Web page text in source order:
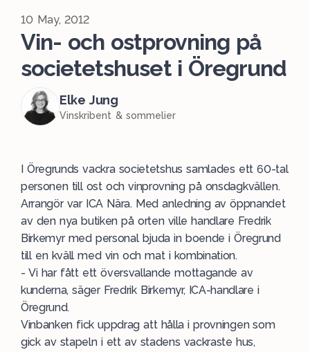
10 May, 2012
Vin- och ostprovning på
societetshuset i Öregrund
Elke Jung
Vinskribent & sommelier
I Öregrunds vackra societetshus samlades ett 60-tal
personen till ost och vinprovning på onsdagkvällen.
Arrangör var ICA Nära. Med anledning av öppnandet
av den nya butiken på orten ville handlare Fredrik
Birkemyr med personal bjuda in boende i Öregrund
till en kväll med vin och mat i kombination.
- Vi har fått ett översvallande mottagande av
kunderna, säger Fredrik Birkemyr, ICA-handlare i
Öregrund.
Vinbanken fick uppdrag att hålla i provningen som
gick av stapeln i ett av stadens vackraste hus,